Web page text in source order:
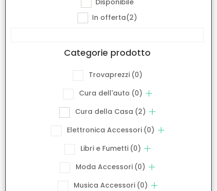
Disponibile
In offerta(2)
Categorie prodotto
Trovaprezzi (0)
Cura dell'auto (0)
Cura della Casa (2)
Elettronica Accessori (0)
Libri e Fumetti (0)
Moda Accessori (0)
Musica Accessori (0)